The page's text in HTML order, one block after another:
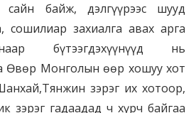
сайн байж, дэлгүүрээс шууд
сошилиар захиалга авах арга
бүтээгдэхүүнүүд нь
Өвөр Монголын өөр хошуу хот
зэрэг их хотоор,
зэрэг гадаадад ч хүрч байгаа